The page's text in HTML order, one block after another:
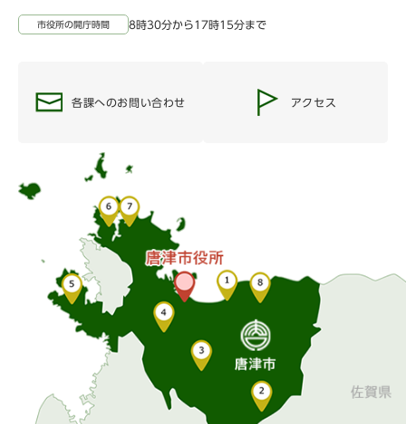
市役所の開庁時間 8時30分から17時15分まで
各課へのお問い合わせ アクセス